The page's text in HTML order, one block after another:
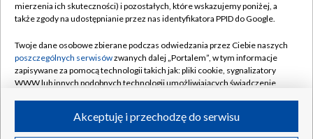
Naziemna Telewizja Cyfrowa
Rada Programowa
System NOS
Informacje o nadawcy
Program dla prasy
Pomoc
Kontakt
Kanały
mierzenia ich skuteczności) i pozostałych, które wskazujemy poniżej, a
także zgody na udostępnianie przez nas identyfikatora PPID do Google.
Twoje dane osobowe zbierane podczas odwiedzania przez Ciebie naszych
poszczególnych serwisówzwanych dalej „Portalem”, w tym informacje
zapisywane za pomocą technologii takich jak: pliki cookie, sygnalizatory
WWW lub innych podobnych technologii umożliwiających świadczenie
ruchu w Internecie.Akceptuję i przechodzę do serwisu